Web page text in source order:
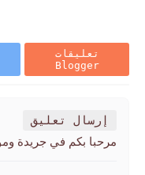
تعليقات
Blogger
إرسال تعليق
مرحبا بكم في جريدة